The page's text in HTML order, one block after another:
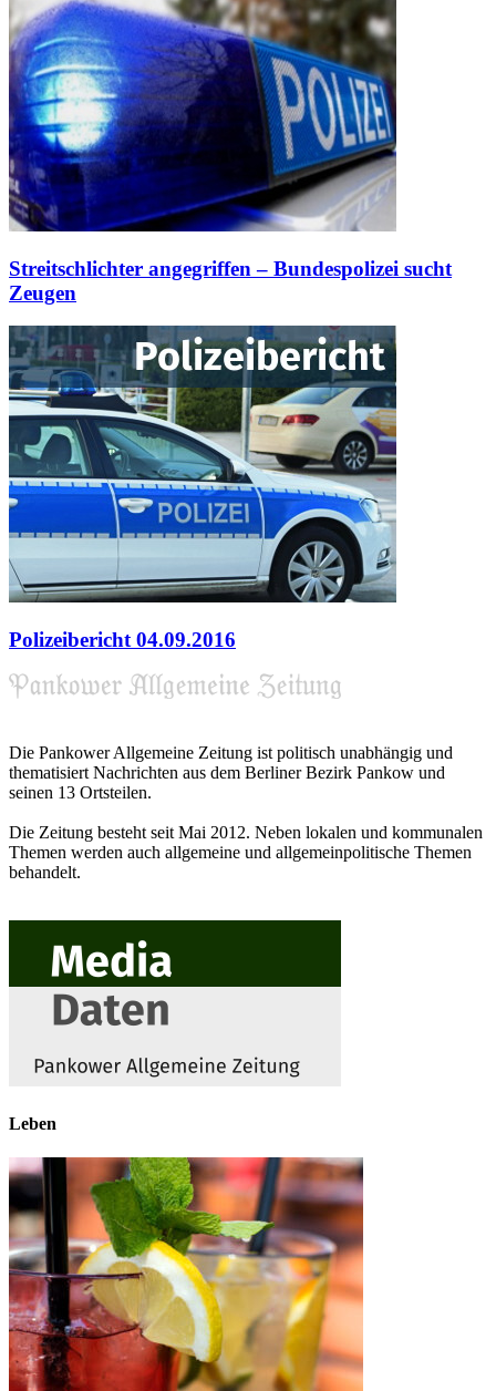
Streitschlichter angegriffen – Bundespolizei sucht
Zeugen
Polizeibericht 04.09.2016
Die Pankower Allgemeine Zeitung ist politisch unabhängig und
thematisiert Nachrichten aus dem Berliner Bezirk Pankow und
seinen 13 Ortsteilen.
Die Zeitung besteht seit Mai 2012. Neben lokalen und kommunalen
Themen werden auch allgemeine und allgemeinpolitische Themen
behandelt.
Leben